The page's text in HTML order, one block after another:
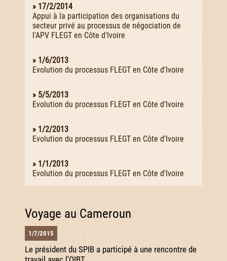
» 17/2/2014
Appui à la participation des organisations du
secteur privé au processus de négociation de
l'APV FLEGT en Côte d'Ivoire
» 1/6/2013
Evolution du processus FLEGT en Côte d'Ivoire
» 5/5/2013
Evolution du processus FLEGT en Côte d'Ivoire
» 1/2/2013
Evolution du processus FLEGT en Côte d'Ivoire
» 1/1/2013
Evolution du processus FLEGT en Côte d'Ivoire
Voyage au Cameroun
1/7/2015
Le président du SPIB a participé à une rencontre de